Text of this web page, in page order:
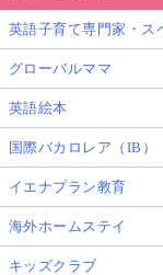
英語子育て専門家・ス
グローバルママ
英語絵本
国際バカロレア（IB）
イエナプラン教育
海外ホームステイ
キッズクラブ